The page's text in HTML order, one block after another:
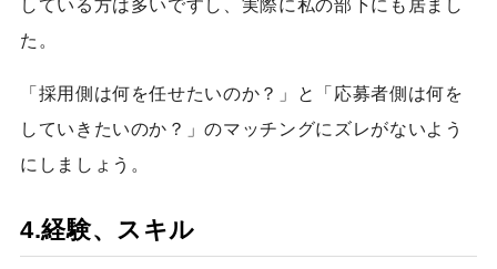
している方は多いですし、実際に私の部下にも居まし
た。
「採用側は何を任せたいのか？」と「応募者側は何を
していきたいのか？」のマッチングにズレがないよう
にしましょう。
4.経験、スキル